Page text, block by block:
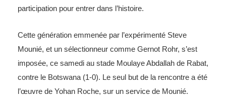
participation pour entrer dans l’histoire.
Cette génération emmenée par l’expérimenté Steve
Mounié, et un sélectionneur comme Gernot Rohr, s’est
imposée, ce samedi au stade Moulaye Abdallah de Rabat,
contre le Botswana (1-0). Le seul but de la rencontre a été
l’œuvre de Yohan Roche, sur un service de Mounié.